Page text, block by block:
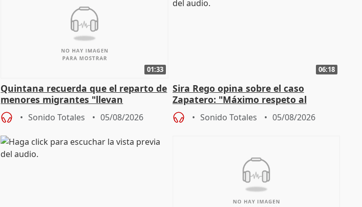
01:33
Quintana recuerda que el reparto de
menores migrantes "llevan
aportación del Gobierno" central
Sonido Totales 05/08/2026
06:18
Sira Rego opina sobre el caso
Zapatero: "Máximo respeto al
proceso judicial"
Sonido Totales 05/08/2026